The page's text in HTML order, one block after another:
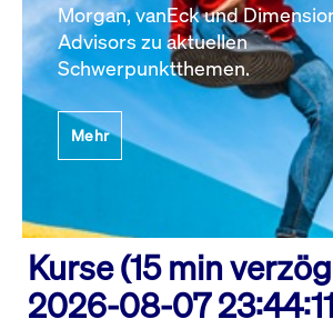
Morgan, vanEck und
Advisors zu aktuellen
Schwerpunktthemen.
Mehr
Kurse (15 min
2026-08-07 23:44:11